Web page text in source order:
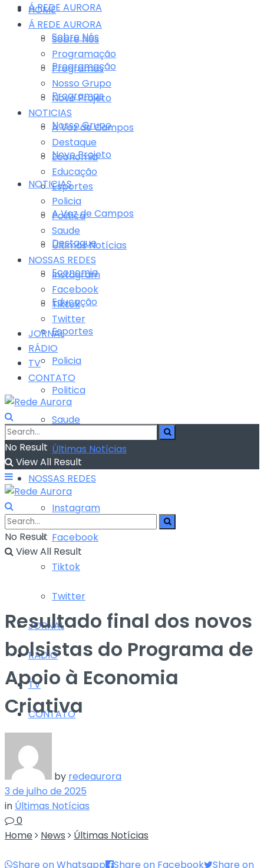
Á REDE AURORA
Sobre Nós
Programação
Programas
Nosso Grupo
Novo Projeto
NOTICIAS
A Voz de Campos
Destaque
Economia
Educação
Esportes
Policia
Politica
Saude
Últimas Notícias
NOSSAS REDES
Instagram
Facebook
Tiktok
Twitter
JORNAL
RÁDIO
TV
CONTATO
HOME
Á REDE AURORA
Sobre Nós
Programação
Programas
Nosso Grupo
Novo Projeto
NOTICIAS
A Voz de Campos
Destaque
Economia
Educação
Esportes
Policia
Politica
Saude
Últimas Notícias
NOSSAS REDES
Instagram
Facebook
Tiktok
Twitter
JORNAL
RÁDIO
TV
CONTATO
No Result
View All Result
No Result
View All Result
Resultado final dos novos
bolsistas do Programa de
Apoio à Economia
Criativa
by redeaurora
3 de julho de 2025
in Últimas Notícias
0
Home
News Últimas Notícias
Share on Whatsapp Share on Facebook Share on